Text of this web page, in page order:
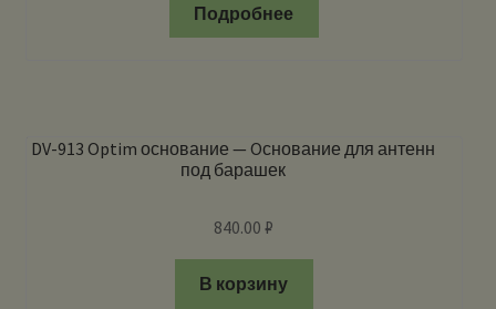
Подробнее
DV-913 Optim основание — Oснование для антенн
под барашек
840.00₽
В корзину